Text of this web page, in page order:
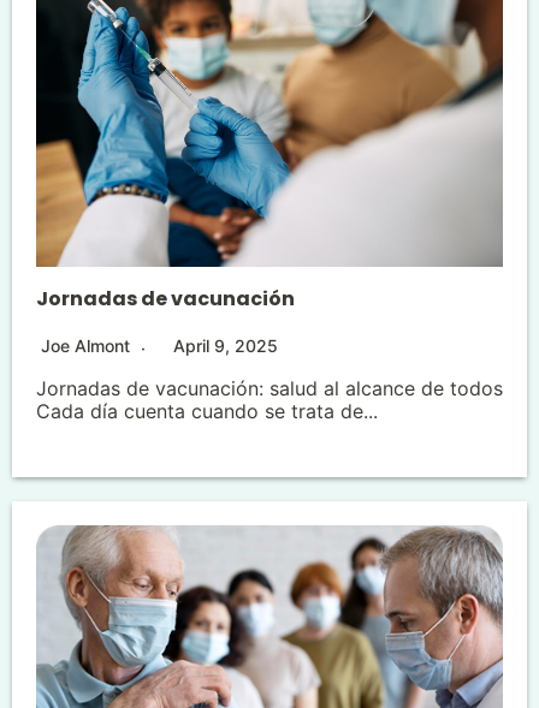
Jornadas de vacunación
Joe Almont April 9, 2025
Jornadas de vacunación: salud al alcance de todos
Cada día cuenta cuando se trata de...